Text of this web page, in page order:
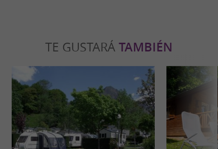
TE GUSTARÁ TAMBIÉN